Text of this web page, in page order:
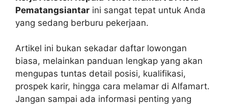
Pematangsiantar ini sangat tepat untuk Anda
yang sedang berburu pekerjaan.
Artikel ini bukan sekadar daftar lowongan
biasa, melainkan panduan lengkap yang akan
mengupas tuntas detail posisi, kualifikasi,
prospek karir, hingga cara melamar di Alfamart.
Jangan sampai ada informasi penting yang